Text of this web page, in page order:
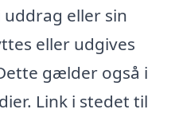
eller sin
eller udgives
gælder også i
Link i stedet til